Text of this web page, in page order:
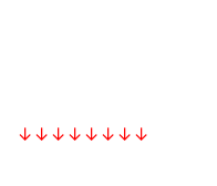
↓↓↓↓↓↓↓↓